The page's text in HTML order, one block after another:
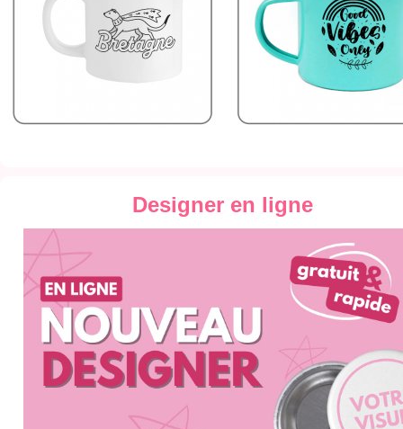
Designer en ligne